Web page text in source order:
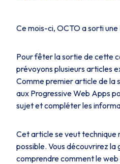
Ce mois-ci, OCTO a sorti
Pour fêter la sortie de cette
prévoyons plusieurs articles
Comme premier article de la
aux Progressive Web Apps
sujet et compléter les
Cet article se veut technique
possible. Vous découvrirez
comprendre comment le